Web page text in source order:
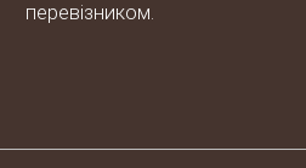
перевізником.